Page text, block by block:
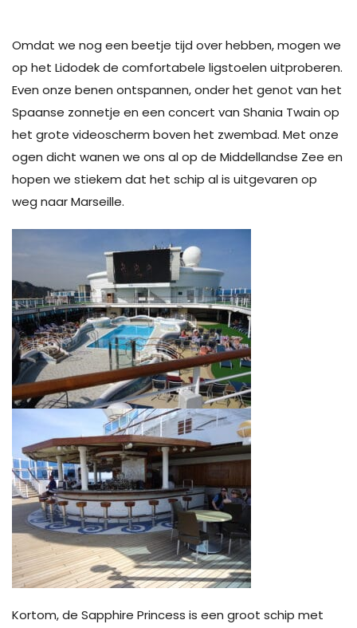
Omdat we nog een beetje tijd over hebben, mogen we
op het Lidodek de comfortabele ligstoelen uitproberen.
Even onze benen ontspannen, onder het genot van het
Spaanse zonnetje en een concert van Shania Twain op
het grote videoscherm boven het zwembad. Met onze
ogen dicht wanen we ons al op de Middellandse Zee en
hopen we stiekem dat het schip al is uitgevaren op
weg naar Marseille.
Kortom, de Sapphire Princess is een groot schip met